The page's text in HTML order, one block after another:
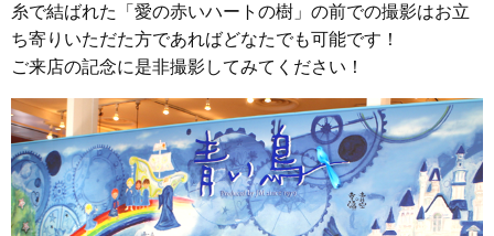
糸で結ばれた「愛の赤いハートの樹」の前での撮影はお立
ち寄りいただた方であればどなたでも可能です！
ご来店の記念に是非撮影してみてください！